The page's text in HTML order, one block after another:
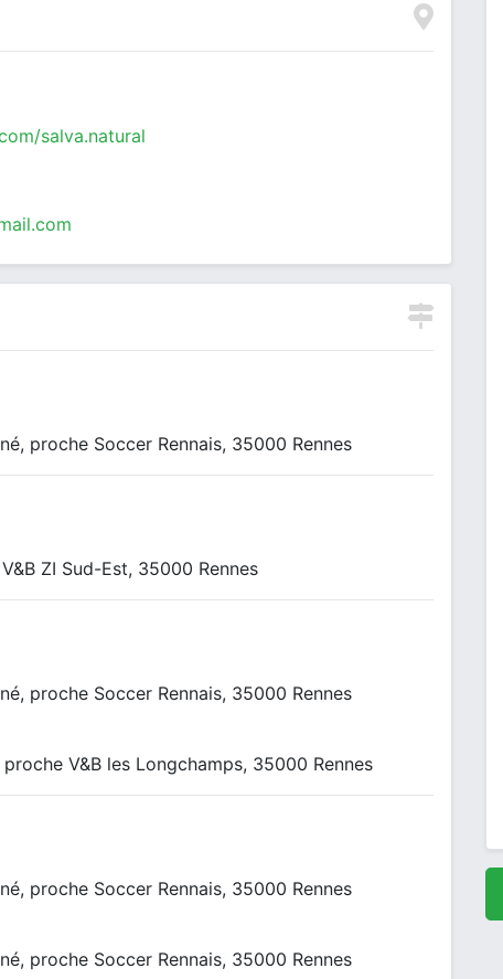
salva.natural
proche Soccer Rennais, 35000 Rennes
ZI Sud-Est, 35000 Rennes
proche Soccer Rennais, 35000 Rennes
V&B les Longchamps, 35000 Rennes
proche Soccer Rennais, 35000 Rennes
proche Soccer Rennais, 35000 Rennes